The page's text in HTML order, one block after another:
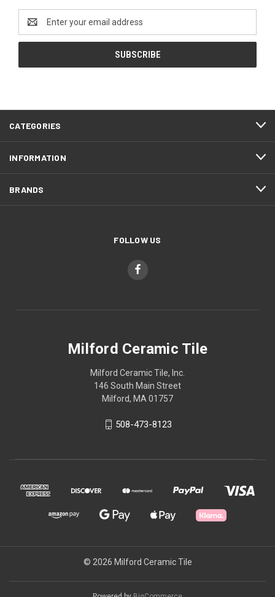
Address
CATEGORIES
INFORMATION
BRANDS
FOLLOW US
Milford Ceramic Tile
Milford Ceramic Tile, Inc.
146 South Main Street
Milford, MA 01757
508-473-8123
© 2026 Milford Ceramic Tile